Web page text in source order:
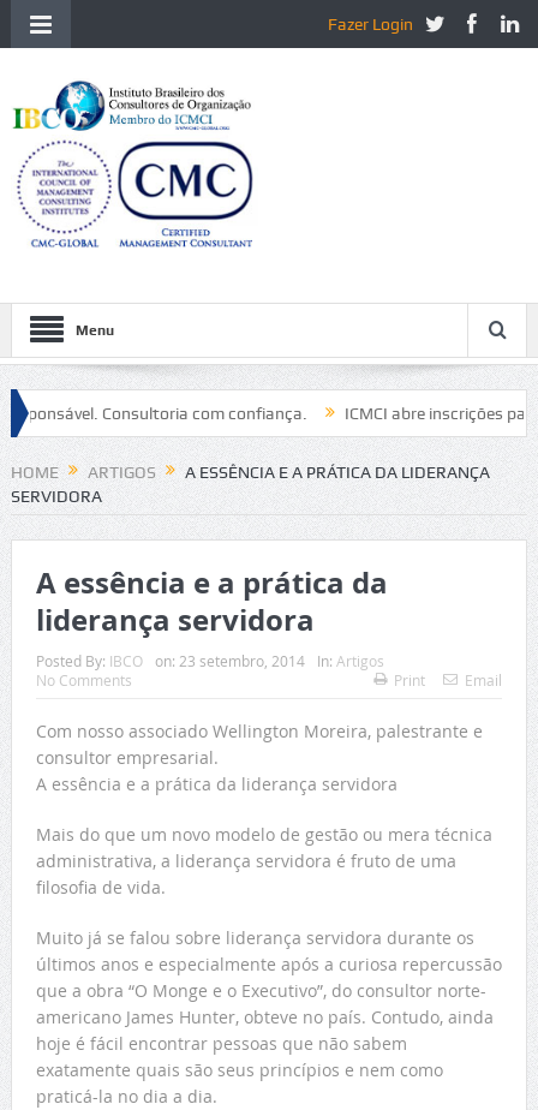
Fazer Login
Menu
Consultoria com confiança. ICMCI abre inscrições para
em Xangai e realiza live sobre tendências globais da consultoria
HOME ARTIGOS
A ESSÊNCIA E A PRÁTICA DA LIDERANÇA
SERVIDORA
A essência e a prática da
liderança servidora
Posted By: IBCO on: 23 setembro, 2014 In: Artigos
No Comments
Print Email
Com nosso associado Wellington Moreira, palestrante e
consultor empresarial.
A essência e a prática da liderança servidora
Mais do que um novo modelo de gestão ou mera técnica
administrativa, a liderança servidora é fruto de uma
filosofia de vida.
Muito já se falou sobre liderança servidora durante os
últimos anos e especialmente após a curiosa repercussão
que a obra “O Monge e o Executivo”, do consultor norte-
americano James Hunter, obteve no país. Contudo, ainda
hoje é fácil encontrar pessoas que não sabem
exatamente quais são seus princípios e nem como
praticá-la no dia a dia.